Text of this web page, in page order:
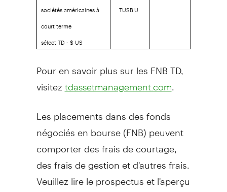
sociétés américaines à
court terme
sélect TD - $ US
TUSB.U
Pour en savoir plus sur les FNB TD,
visitez tdassetmanagement.com
Les placements dans des fonds
négociés en bourse (FNB) peuvent
comporter des frais de courtage,
des frais de gestion et d'autres frais.
Veuillez lire le prospectus et l'aperçu